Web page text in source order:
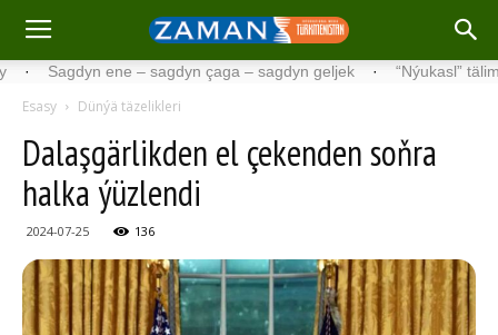
Sagdyn ene – sagdyn çaga – sagdyn geljek · “Nýukasl”
Esasy Dünýä täzelikleri
Dalaşgärlikden el çekenden soňra
halka ýüzlendi
2024-07-25 136